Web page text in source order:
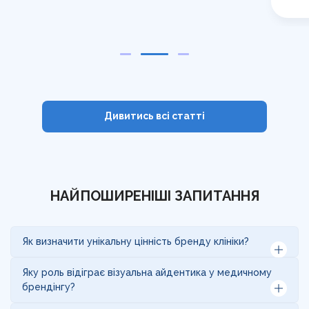
Дивитись всі cтатті
НАЙПОШИРЕНІШІ ЗАПИТАННЯ
Як визначити унікальну цінність бренду клініки?
зрозуміти, що саме робить вашу клініку унікальною.
Це можуть бути передові технології, спеціалізація
Яку роль відіграє візуальна айдентика у медичному
брендінгу?